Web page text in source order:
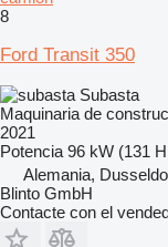
8
Ford Transit 350
Subasta
Maquinaria de
2021
Potencia 96 kW (131
Alemania,
Blinto GmbH
Contacte con el